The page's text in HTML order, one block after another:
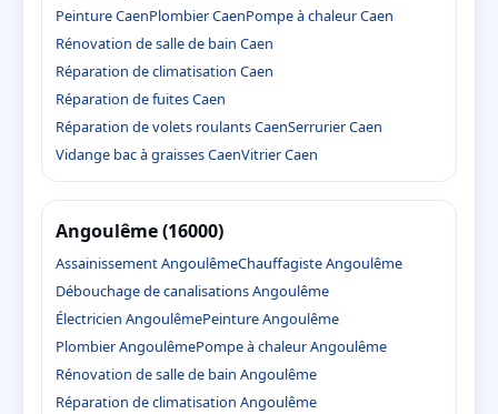
Peinture CaenPlombier CaenPompe à chaleur Caen
Rénovation de salle de bain Caen
Réparation de climatisation Caen
Réparation de fuites Caen
Réparation de volets roulants CaenSerrurier Caen
Vidange bac à graisses CaenVitrier Caen
Angoulême (16000)
Assainissement AngoulêmeChauffagiste Angoulême
Débouchage de canalisations Angoulême
Électricien AngoulêmePeinture Angoulême
Plombier AngoulêmePompe à chaleur Angoulême
Rénovation de salle de bain Angoulême
Réparation de climatisation Angoulême